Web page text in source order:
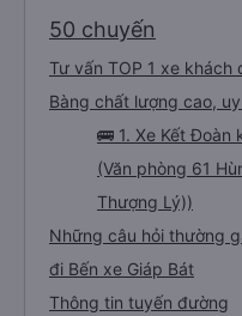
50 chuyến
Tư vấn TOP 1 xe khách
Bàng chất lượng cao,
🚌 1. Xe Kết Đoàn
(Văn phòng 61
Thượng Lý))
Những câu hỏi thường
đi Bến xe Giáp Bát
Thông tin tuyến đường